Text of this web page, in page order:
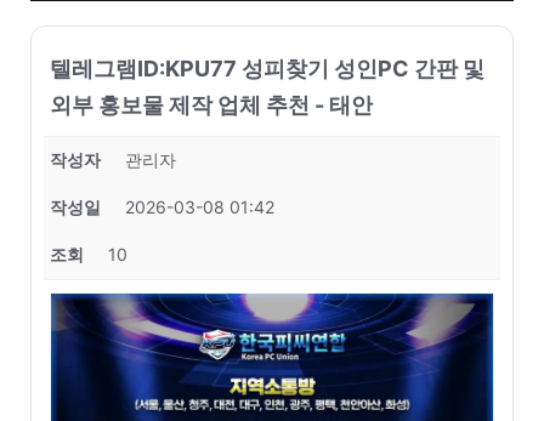
텔레그램ID:KPU77 성피찾기 성인PC 간판 및
외부 홍보물 제작 업체 추천 - 태안
작성자 관리자
작성일 2026-03-08 01:42
조회 10